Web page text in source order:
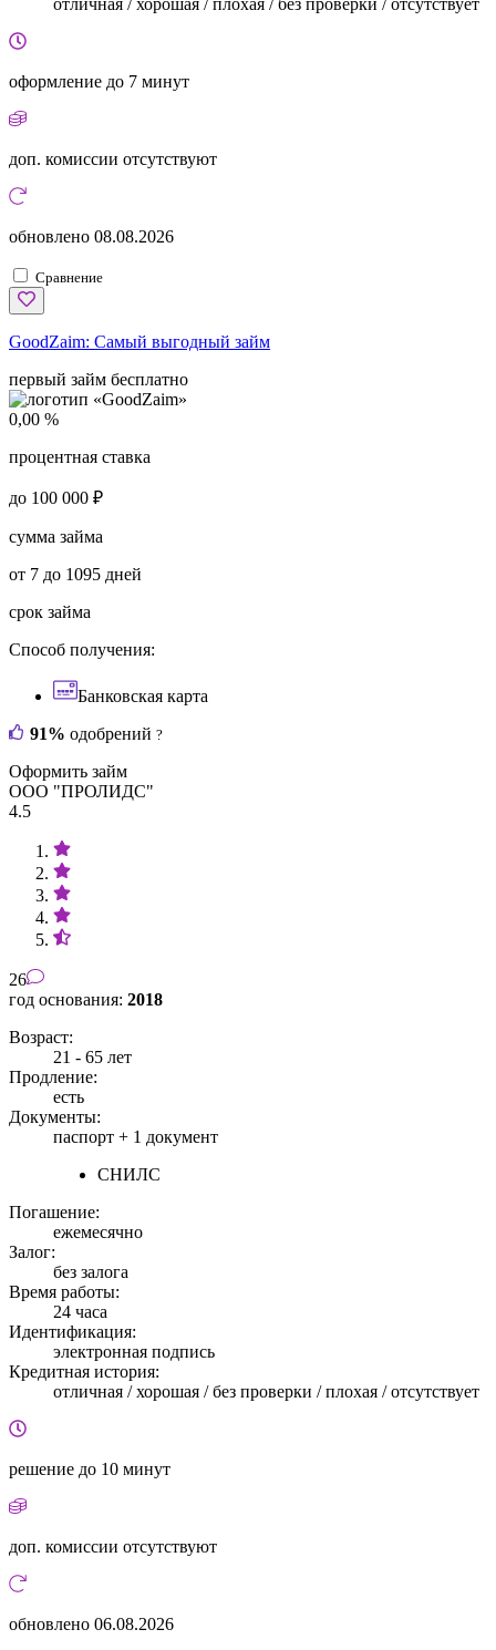
оформление до 7 минут
доп. комиссии отсутствуют
обновлено 08.08.2026
Сравнение
GoodZaim: Самый выгодный займ
первый займ бесплатно
0,00 %
процентная ставка
до 100 000 ₽
сумма займа
от 7 до 1095 дней
срок займа
Способ получения:
Банковская карта
91% одобрений ?
Оформить займ
ООО "ПРОЛИДС"
4.5
26
год основания: 2018
Возраст:
21 - 65 лет
Продление:
есть
Документы:
паспорт + 1 документ
СНИЛС
Погашение:
ежемесячно
Залог:
без залога
Время работы:
24 часа
Идентификация:
электронная подпись
Кредитная история:
отличная / хорошая / без проверки / плохая / отсутствует
решение до 10 минут
доп. комиссии отсутствуют
обновлено 06.08.2026